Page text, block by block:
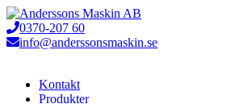
Hoppa
till
innehåll
0370-207 60
info@anderssonsmaskin.se
Kontakt
Produkter